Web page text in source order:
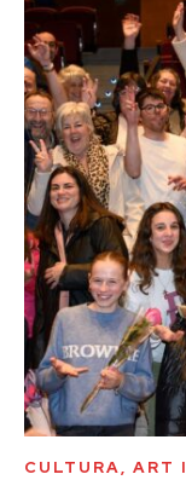
CULTURA, ART